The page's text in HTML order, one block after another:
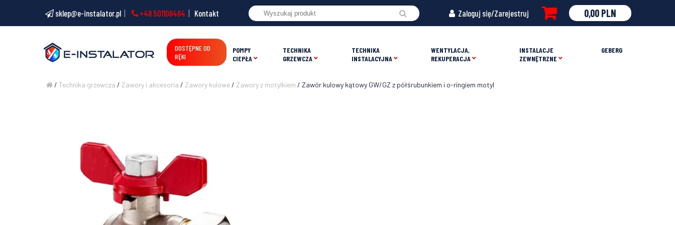
sklep@e-instalator.pl +48 501106464 Kontakt Zaloguj się/Zarejestruj 0,00 PLN
DOSTĘPNE OD
RĘKI
POMPY
CIEPŁA
TECHNIKA
GRZEWCZA
TECHNIKA
INSTALACYJNA
WENTYLACJA,
REKUPERACJA
INSTALACJE
ZEWNĘTRZNE
GEBERG
/ Technika grzewcza / Zawory i akcesoria / Zawory kulowe/ Zawory z motylkiem / Zawór kulowy kątowy GW/GZ z półśrubunkiem i o-ringiem motyl